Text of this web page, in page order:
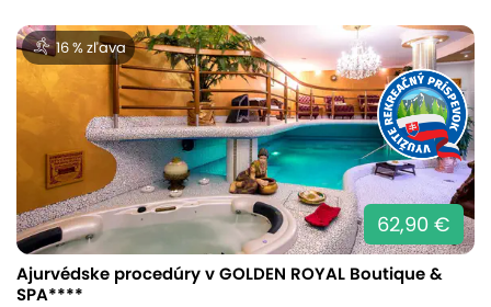
16 % zľava
62,90 €
Ajurvédske procedúry v GOLDEN ROYAL Boutique &
SPA****